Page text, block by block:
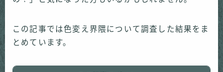
この記事では色変え界隈について調査した結果をま
とめています。